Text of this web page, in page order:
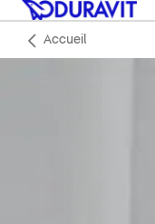
Accueil